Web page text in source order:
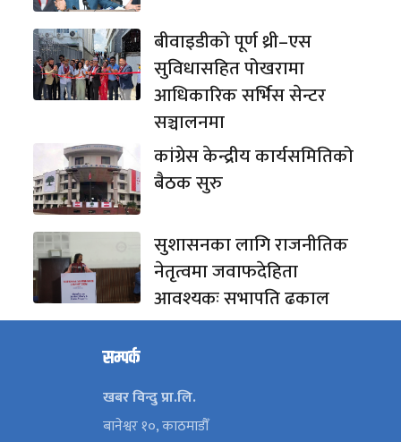
बीवाइडीको पूर्ण थ्री–एस
सुविधासहित पोखरामा
आधिकारिक सर्भिस सेन्टर
सञ्चालनमा
कांग्रेस केन्द्रीय कार्यसमितिको
बैठक सुरु
सुशासनका लागि राजनीतिक
नेतृत्वमा जवाफदेहिता
आवश्यकः सभापति ढकाल
सम्पर्क
खबर विन्दु प्रा.लि.
बानेश्वर १०, काठमाडौँ